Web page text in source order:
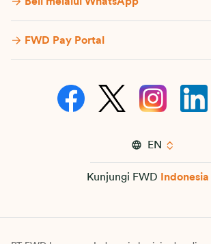
FWD Pay Portal
EN
Kunjungi FWD Indonesia